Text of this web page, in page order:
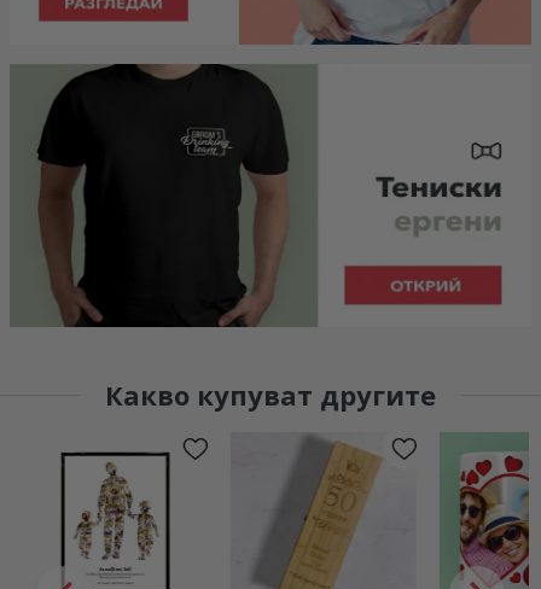
Какво купуват другите